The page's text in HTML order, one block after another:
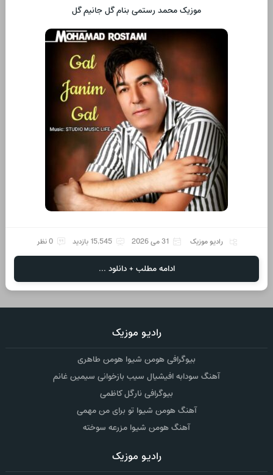
موزیک محمد رستمی بنام گل جانیم گل
رادیو موزیک 31 می 2026 15,545 بازدید 0 نظر
ادامه مطلب + دانلود ...
رادیو موزیک
بیوگرافی هومن شیوا هومن طاهری
آهنگ سودابه افیشیال سیب بازخوانی سیمین غانم
بیوگرافی نارگل کاظمی
آهنگ هومن شیوا تو برای من مهمی
آهنگ هومن شیوا مزرعه سوخته
رادیو موزیک